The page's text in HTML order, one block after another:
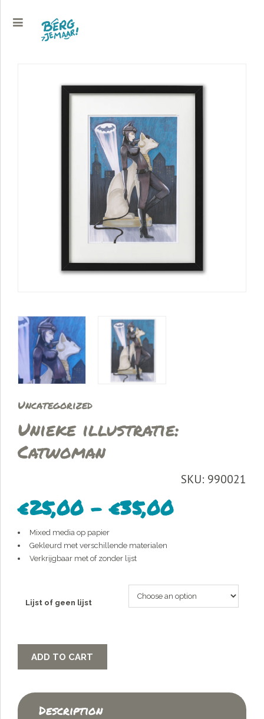
Uncategorized
Unieke illustratie:
Catwoman
SKU: 990021
€25,00 –€35,00
Mixed media op papier
Gekleurd met verschillende materialen
Verkrijgbaar met of zonder lijst
Lijst of geen lijst
ADD TO CART
Description